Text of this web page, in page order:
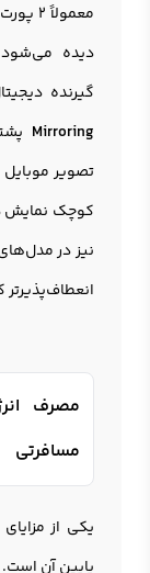
دیده
گیرنده
Mirroring
تصویر
نیز در
مصرف
مسافرتی
یکی از
پایین آن